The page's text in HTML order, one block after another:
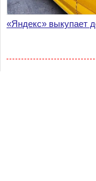
«Яндекс» выкупает